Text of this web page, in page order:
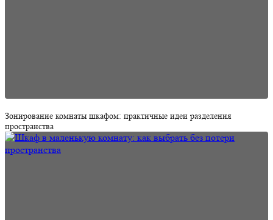
Зонирование комнаты шкафом: практичные идеи разделения
пространства